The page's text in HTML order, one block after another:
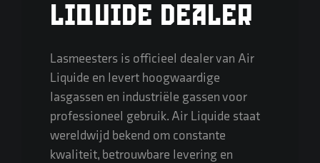
LIQUIDE DEALER
Lasmeesters is officieel dealer van Air
Liquide en levert hoogwaardige
lasgassen en industriële gassen voor
professioneel gebruik. Air Liquide staat
wereldwijd bekend om constante
kwaliteit, betrouwbare levering en